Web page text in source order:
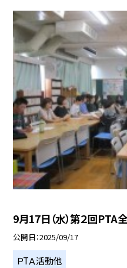
9月17日（水）第２回PTA
公開日 2025/09/17
ＰTＡ活動他